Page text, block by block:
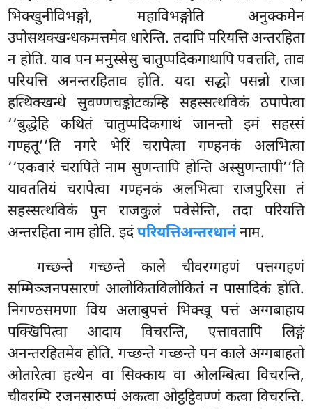
भिक्खुनीविभङ्गो, महाविभङ्गोति अनुक्कमेन
उपोसथक्खन्धकमत्तमेव धारेन्ति. तदापि परियत्ति अन्तरहिता
न होति. याव पन मनुस्सेसु चातुप्पदिकगाथापि पवत्तति, ताव
परियत्ति अनन्तरहिताव होति. यदा सद्धो पसन्नो राजा
हत्थिक्खन्धे सुवण्णचङ्कोटकम्हि सहस्सत्थविकं ठपापेत्वा
‘‘बुद्धेहि कथितं चातुप्पदिकगाथं जानन्तो इमं सहस्सं
गण्हतू’’ति नगरे भेरिं चरापेत्वा गण्हनकं अलभित्वा
‘‘एकवारं चरापिते नाम सुणन्तापि होन्ति अस्सुणन्तापी’’ति
यावततियं चरापेत्वा गण्हनकं अलभित्वा राजपुरिसा तं
सहस्सत्थविकं पुन राजकुलं पवेसेन्ति, तदा परियत्ति
अन्तरहिता नाम होति. इदंपरियत्तिअन्तरधानंनाम.
गच्छन्ते गच्छन्ते काले चीवरग्गहणं पत्तग्गहणं
सम्मिञ्जनपसारणं आलोकितविलोकितं न पासादिकं होति.
निगण्ठसमणा विय अलाबुपत्तं भिक्खू पत्तं अग्गबाहाय
पक्खिपित्वा आदाय विचरन्ति, एत्तावतापि लिङ्गं
अनन्तरहितमेव होति. गच्छन्ते गच्छन्ते पन काले अग्गबाहतो
ओतारेत्वा हत्थेन वा सिक्काय वा ओलम्बित्वा विचरन्ति,
चीवरम्पि रजनसारुप्पं अकत्वा ओट्ठट्ठिवण्णं कत्वा विचरन्ति.